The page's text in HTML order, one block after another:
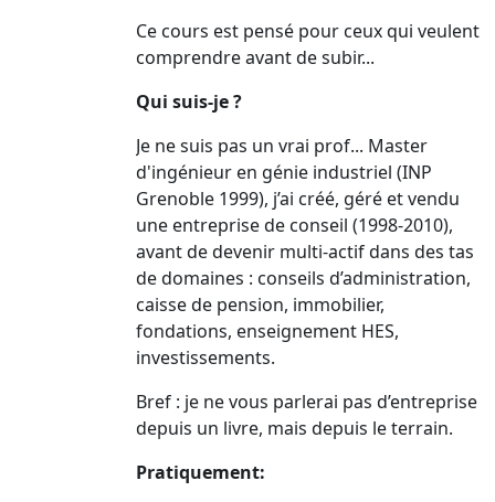
Ce cours est pensé pour ceux qui veulent
comprendre avant de subir...
Qui suis-je ?
Je ne suis pas un vrai prof... Master
d'ingénieur en génie industriel (INP
Grenoble 1999), j’ai créé, géré et vendu
une entreprise de conseil (1998-2010),
avant de devenir multi-actif dans des tas
de domaines : conseils d’administration,
caisse de pension, immobilier,
fondations, enseignement HES,
investissements.
Bref : je ne vous parlerai pas d’entreprise
depuis un livre, mais depuis le terrain.
Pratiquement: